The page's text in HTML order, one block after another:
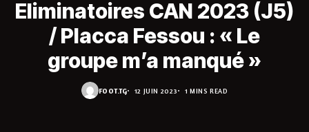
Eliminatoires CAN 2023 (J5)
/ Placca Fessou : « Le
groupe m’a manqué »
FOOT.TG 12 JUIN 2023 1 MINS READ